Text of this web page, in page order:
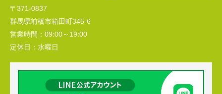
〒371-0837
群馬県前橋市箱田町345-6
営業時間： 09:00～19:00
定休日： 水曜日